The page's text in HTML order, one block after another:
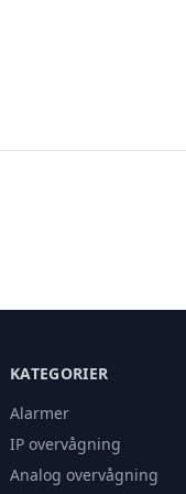
KATEGORIER
Alarmer
IP overvågning
Analog overvågning